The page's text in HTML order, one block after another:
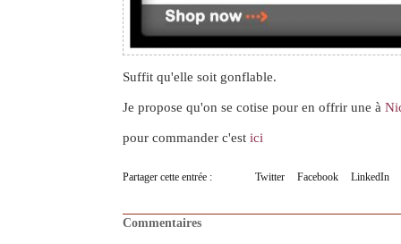
Suffit qu'elle soit gonflable.
Je propose qu'on se cotise pour en offrir une à
pour commander c'estici
Partager cette entrée : Twitter Facebook LinkedIn
Commentaires